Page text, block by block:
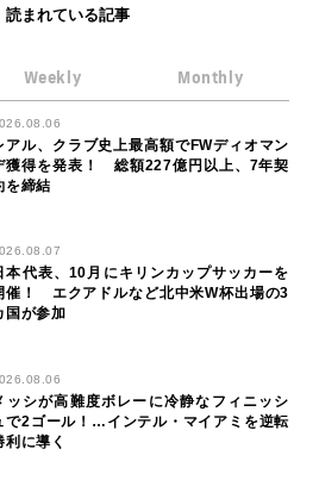
読まれている記事
Weekly Monthly
アル、クラブ史上最高額でFWディオマン
獲得を発表！ 総額227億円以上、7年契
を締結
本代表、10月にキリンカップサッカーを
催！ エクアドルなど北中米W杯出場の3
国が参加
ッシが高難度ボレーに冷静なフィニッシ
で2ゴール！…インテル・マイアミを逆転
利に導く